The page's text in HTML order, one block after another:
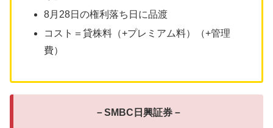
8月28日の権利落ち日に品渡
コスト＝貸株料（+プレミアム料）（+管理
費）
－SMBC日興証券－